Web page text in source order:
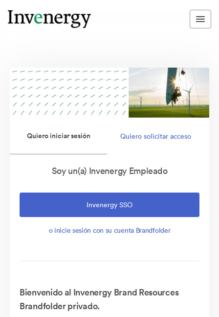
Quiero iniciar sesión Quiero solicitar acceso
Soy un(a) Invenergy Empleado
Invenergy SSO
o inicie sesión con su cuenta Brandfolder
Bienvenido al Invenergy Brand Resources
Brandfolder privado.